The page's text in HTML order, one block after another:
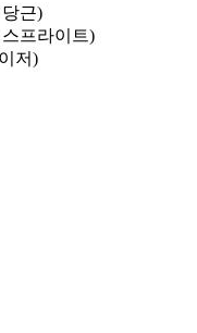
근)
프라이트)
저)